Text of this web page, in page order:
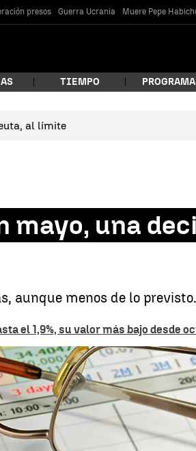
presos Guerra Ucrania Muere Pepe
TIEMPO
al límite
mayo, una
aunque menos de lo
el 1,9%, su valor más bajo desde